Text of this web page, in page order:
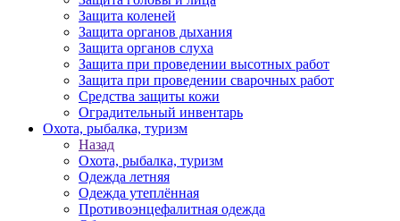
Защита коленей
Защита органов дыхания
Защита органов слуха
Защита при проведении высотных работ
Защита при проведении сварочных работ
Средства защиты кожи
Оградительный инвентарь
Охота, рыбалка, туризм
Назад
Охота, рыбалка, туризм
Одежда летняя
Одежда утеплённая
Противоэнцефалитная одежда